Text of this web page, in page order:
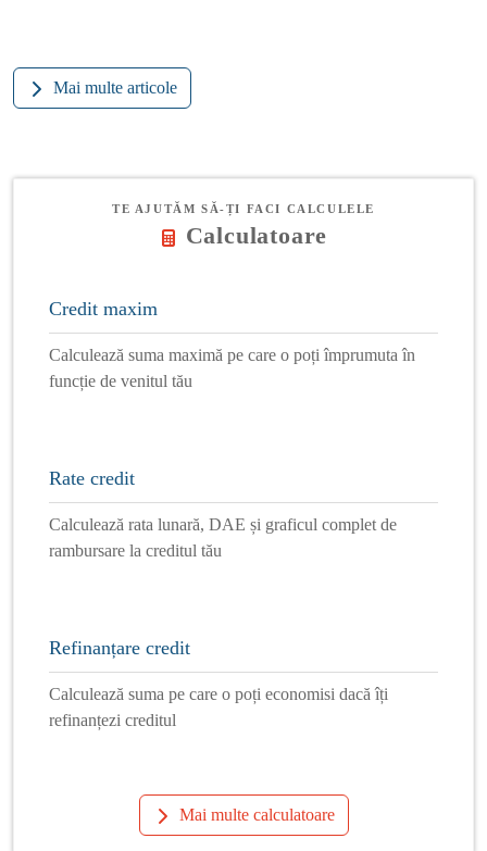
Mai multe articole
TE AJUTĂM SĂ-ȚI FACI CALCULELE
Calculatoare
Credit maxim
Calculează suma maximă pe care o poți împrumuta în
funcție de venitul tău
Rate credit
Calculează rata lunară, DAE și graficul complet de
rambursare la creditul tău
Refinanțare credit
Calculează suma pe care o poți economisi dacă îți
refinanțezi creditul
Mai multe calculatoare